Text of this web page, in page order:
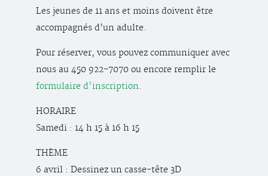
Les jeunes de 11 ans et moins doivent être
accompagnés d’un adulte.
Pour réserver, vous pouvez communiquer avec
nous au 450 922-7070 ou encore remplir le
formulaire d'inscription.
HORAIRE
Samedi : 14 h 15 à 16 h 15
THÈME
6 avril : Dessinez un casse-tête 3D